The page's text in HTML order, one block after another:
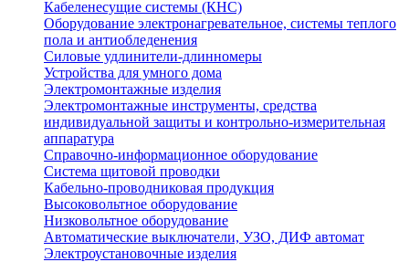
Кабеленесущие системы (КНС)
Оборудование электронагревательное, системы теплого
пола и антиобледенения
Силовые удлинители-длинномеры
Устройства для умного дома
Электромонтажные изделия
Электромонтажные инструменты, средства
индивидуальной защиты и контрольно-измерительная
аппаратура
Справочно-информационное оборудование
Система щитовой проводки
Кабельно-проводниковая продукция
Высоковольтное оборудование
Низковольтное оборудование
Автоматические выключатели, УЗО, ДИФ автомат
Электроустановочные изделия